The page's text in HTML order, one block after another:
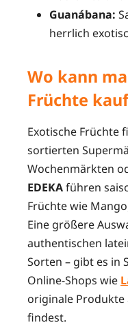
Guanábana:
herrlich
Wo kann
Früchte
Exotische Früchte
sortierten
Wochenmärkten
EDEKAführen
Früchte wie
Eine größere
authentischen
Sorten – gibt es in
Online-Shops wie
originale Produkte
findest.